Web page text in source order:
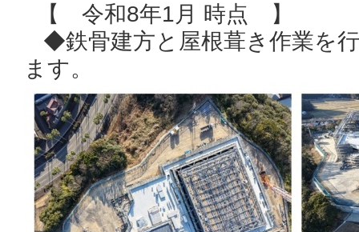
【 令和8年1月 時点 】
◆鉄骨建方と屋根葺き作業を
ます。